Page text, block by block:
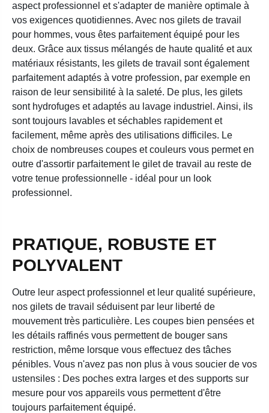
aspect professionnel et s'adapter de manière optimale à
vos exigences quotidiennes. Avec nos gilets de travail
pour hommes, vous êtes parfaitement équipé pour les
deux. Grâce aux tissus mélangés de haute qualité et aux
matériaux résistants, les gilets de travail sont également
parfaitement adaptés à votre profession, par exemple en
raison de leur sensibilité à la saleté. De plus, les gilets
sont hydrofuges et adaptés au lavage industriel. Ainsi, ils
sont toujours lavables et séchables rapidement et
facilement, même après des utilisations difficiles. Le
choix de nombreuses coupes et couleurs vous permet en
outre d'assortir parfaitement le gilet de travail au reste de
votre tenue professionnelle - idéal pour un look
professionnel.
PRATIQUE, ROBUSTE ET
POLYVALENT
Outre leur aspect professionnel et leur qualité supérieure,
nos gilets de travail séduisent par leur liberté de
mouvement très particulière. Les coupes bien pensées et
les détails raffinés vous permettent de bouger sans
restriction, même lorsque vous effectuez des tâches
pénibles. Vous n'avez pas non plus à vous soucier de vos
ustensiles : Des poches extra larges et des supports sur
mesure pour vos appareils vous permettent d'être
toujours parfaitement équipé.